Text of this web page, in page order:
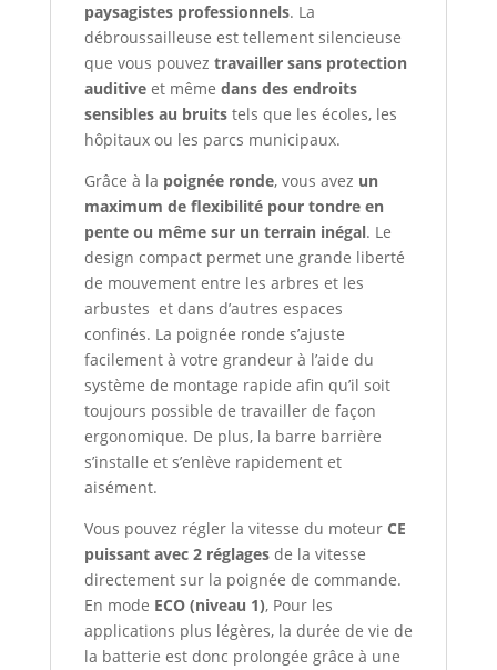
paysagistes professionnels. La
débroussailleuse est tellement silencieuse
que vous pouvez travailler sans protection
auditiveet même dans des endroits
sensibles au bruitstels que les écoles, les
hôpitaux ou les parcs municipaux.
Grâce à la poignée ronde, vous avez un
maximum de flexibilité pour tondre en
pente ou même sur un terrain inégal. Le
design compact permet une grande liberté
de mouvement entre les arbres et les
arbustes et dans d’autres espaces
confinés. La poignée ronde s’ajuste
facilement à votre grandeur à l’aide du
système de montage rapide afin qu’il soit
toujours possible de travailler de façon
ergonomique. De plus, la barre barrière
s’installe et s’enlève rapidement et
aisément.
Vous pouvez régler la vitesse du moteur CE
puissant avec 2 réglagesde la vitesse
directement sur la poignée de commande.
En mode ECO (niveau 1), Pour les
applications plus légères, la durée de vie de
la batterie est donc prolongée grâce à une